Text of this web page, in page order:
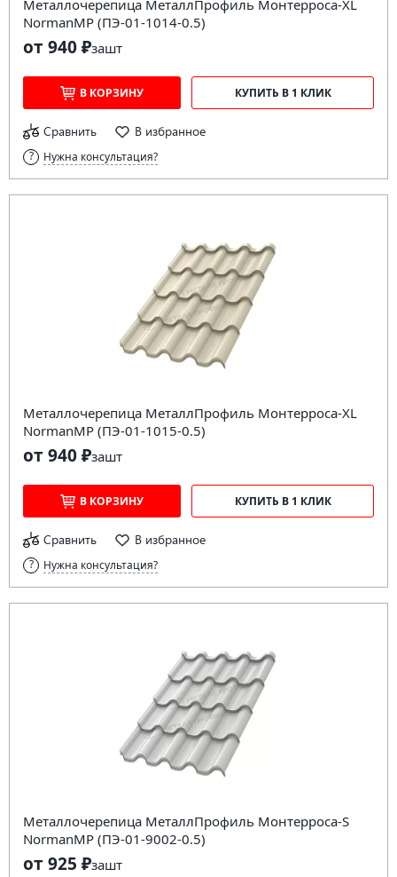
Металлочерепица МеталлПрофиль Монтерроса-XL
NormanMP (ПЭ-01-1014-0.5)
от 940 ₽зашт
В КОРЗИНУ КУПИТЬ В 1 КЛИК
Сравнить В избранное
Нужна консультация?
Металлочерепица МеталлПрофиль Монтерроса-XL
NormanMP (ПЭ-01-1015-0.5)
от 940 ₽зашт
В КОРЗИНУ КУПИТЬ В 1 КЛИК
Сравнить В избранное
Нужна консультация?
Металлочерепица МеталлПрофиль Монтерроса-S
NormanMP (ПЭ-01-9002-0.5)
от 925 ₽зашт